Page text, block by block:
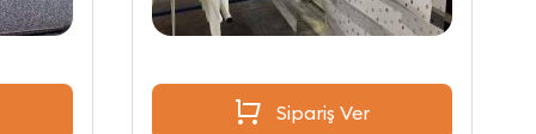
Sipariş Ver